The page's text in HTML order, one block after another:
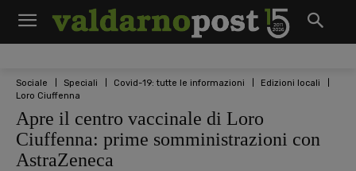
Sociale Speciali Covid-19: tutte le informazioni
Edizioni locali
Loro Ciuffenna
Apre il centro vaccinale di Loro
Ciuffenna: prime somministrazioni con
AstraZeneca